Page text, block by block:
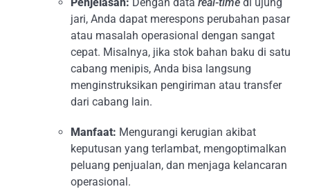
jari, Anda dapat merespons perubahan pasar
atau masalah operasional dengan sangat
cepat. Misalnya, jika stok bahan baku di satu
cabang menipis, Anda bisa langsung
menginstruksikan pengiriman atau transfer
dari cabang lain.
Manfaat: Mengurangi kerugian akibat
keputusan yang terlambat, mengoptimalkan
peluang penjualan, dan menjaga kelancaran
operasional.